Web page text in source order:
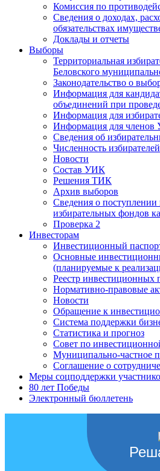
Комиссия по
Сведения о доходах,
обязательствах
Доклады и отчеты
Выборы
Территориальная
Беловского
Законодательство о
Информация для
объединений при
Информация для
Информация для
Сведения об
Численность избирателей
Новости
Состав УИК
Решения ТИК
Архив выборов
Сведения о поступлении
избирательных фондов
Проверка 2
Инвесторам
Инвестиционный
Основные
(планируемые к
Реестр инвестиционных
Нормативно-правовые
Новости
Обращение к
Система поддержки
Статистика и прогноз
Совет по
Муниципально-частное
Соглашение о
Меры соцподдержки
80 лет Победы
Электронный бюллетень